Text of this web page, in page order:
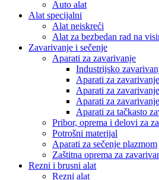
Auto alat
Alat specijalni
Alat neiskreći
Alat za bezbedan rad na
Zavarivanje i sečenje
Aparati za zavarivanje
Industrijsko
Aparati za
Aparati za
Aparati za
Aparati za tačkasto
Pribor, oprema i delovi za
Potrošni materijal
Aparati za sečenje plazmom
Zaštitna oprema za
Rezni i brusni alat
Rezni alat